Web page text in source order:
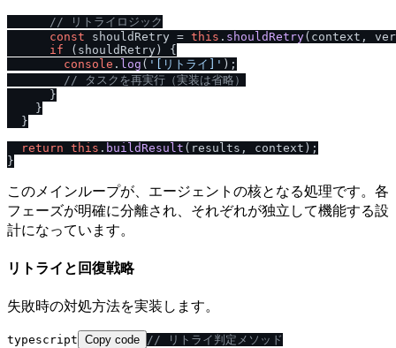
/ / リトライロジック
const shouldRetry = this . shouldRetry(context,
if (shouldRetry) {
console . log ( '[リトライ]' );
/ / タスクを再実行（実装は省略）
      }
    }
  }
return this . buildResult (results, context);
このメインループが、エージェントの核となる処理です。各
フェーズが明確に分離され、それぞれが独立して機能する設
計になっています。
リトライと回復戦略
失敗時の対処方法を実装します。
typescript Copy code // リトライ判定メソッド